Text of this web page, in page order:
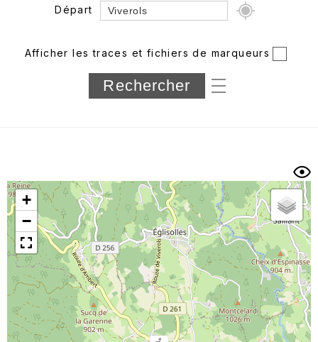
Départ
Département
Longueur min/max
Trier par
Horodatage Photos
Afficher les traces et fichiers de marqueurs
+
−